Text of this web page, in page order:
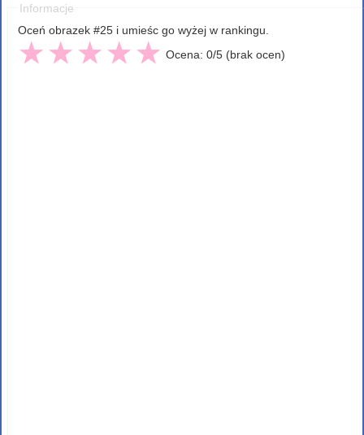
Informacje
Oceń obrazek #25 i umieśc go wyżej w rankingu.
Ocena: 0/5 (brak ocen)